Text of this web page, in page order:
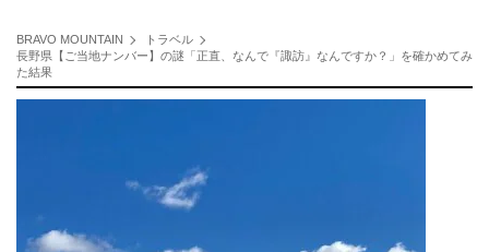
BRAVO MOUNTAIN
トラベル
長野県【ご当地ナンバー】の謎「正直、なんで『諏訪』なんですか？」を確かめてみ
た結果